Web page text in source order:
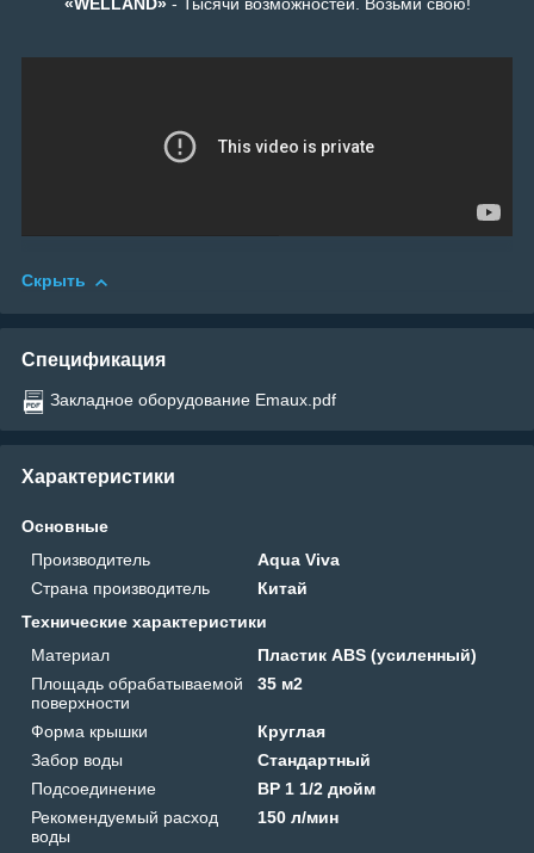
«WELLAND»- Тысячи возможностей. Возьми свою!
Скрыть
Спецификация
Закладное оборудование Emaux.pdf
Характеристики
Основные
Производитель
Aqua Viva
Страна производитель
Китай
Технические характеристики
Материал
Пластик ABS (усиленный)
Площадь обрабатываемой
поверхности
35 м2
Форма крышки
Круглая
Забор воды
Стандартный
Подсоединение
ВР 1 1/2 дюйм
Рекомендуемый расход
воды
150 л/мин